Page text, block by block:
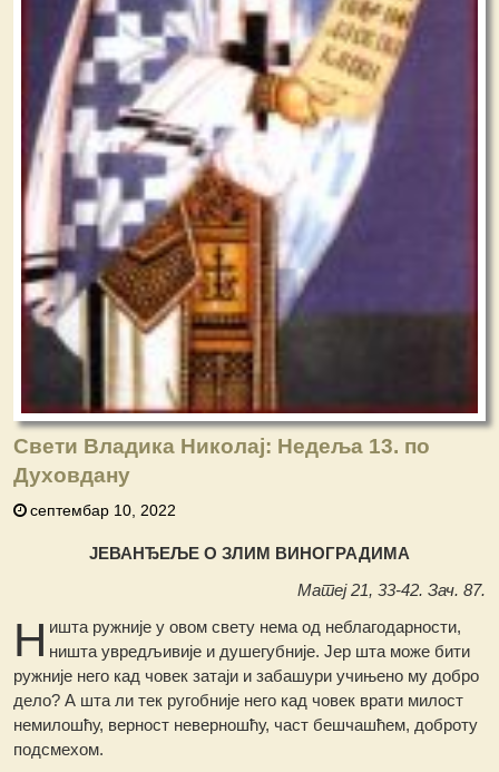
Свети Владика Николај: Недеља 13. по
Духовдану
септембар 10, 2022
ЈЕВАНЂЕЉЕ О ЗЛИМ ВИНОГРАДИМА
Матеј 21, 33-42. Зач. 87.
Н ишта ружније у овом свету нема од неблагодарности,
ништа увредљивије и душегубније. Јер шта може бити
ружније него кад човек затаји и забашури учињено му добро
дело? А шта ли тек ругобније него кад човек врати милост
немилошћу, верност неверношћу, част бешчашћем, доброту
подсмехом.